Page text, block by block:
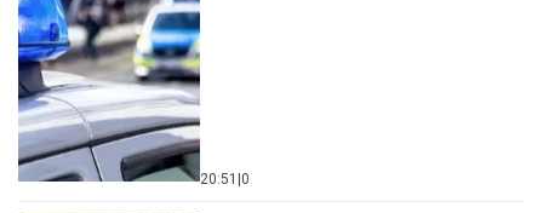
20:51 0